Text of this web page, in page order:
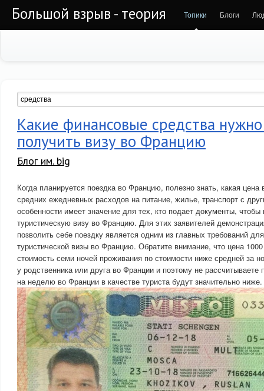
Большой взрыв - теория Топики Блоги
Какие финансовые средства
получить визу во Францию
Блог им. big
Когда планируется поездка во Францию, полезно знать, какая
средних ежедневных расходов на питание, жилье, транспорт с
особенности имеет значение для тех, кто подает документы,
туристическую визу во Францию. Для этих заявителей
позволить себе поездку является одним из главных требований
туристической визы во Францию. Обратите внимание, что цена
стоимость семи ночей проживания по стоимости ниже средней за
у родственника или друга во Франции и поэтому не
на неделю во Франции в качестве туриста будут значительно ниже.